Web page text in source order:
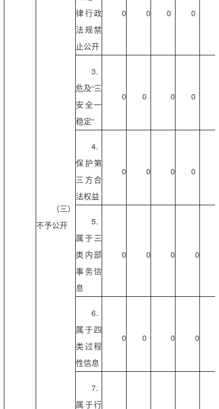
（三）
不予公开
律行政
法规禁
止公开
0 0 0 0
3.
危及“三
安全一
稳定”
0 0 0 0
4.
保护第
三方合
法权益
0 0 0 0
5.
属于三
类内部
事务信
息
0 0 0 0
6.
属于四
类过程
性信息
0 0 0 0
7.
属于行